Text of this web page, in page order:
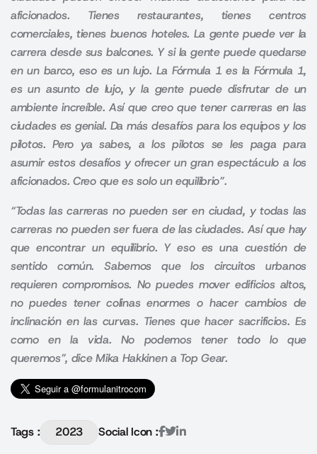
aficionados. Tienes restaurantes, tienes centros
comerciales, tienes buenos hoteles. La gente puede ver la
carrera desde sus balcones. Y si la gente puede quedarse
en un barco, eso es un lujo. La Fórmula 1 es la Fórmula 1,
es un asunto de lujo, y la gente puede disfrutar de un
ambiente increíble. Así que creo que tener carreras en las
ciudades es genial. Da más desafíos para los equipos y los
pilotos. Pero ya sabes, a los pilotos se les paga para
asumir estos desafíos y ofrecer un gran espectáculo a los
aficionados. Creo que es solo un equilibrio”.
“Todas las carreras no pueden ser en ciudad, y todas las
carreras no pueden ser fuera de las ciudades. Así que hay
que encontrar un equilibrio. Y eso es una cuestión de
sentido común. Sabemos que los circuitos urbanos
requieren compromisos. No puedes mover edificios altos,
no puedes tener colinas enormes o hacer cambios de
inclinación en las curvas. Tienes que hacer sacrificios. Es
como en la vida. No podemos tener todo lo que
queremos”, dice Mika Hakkinen a Top Gear.
Tags : 2023 Social Icon :